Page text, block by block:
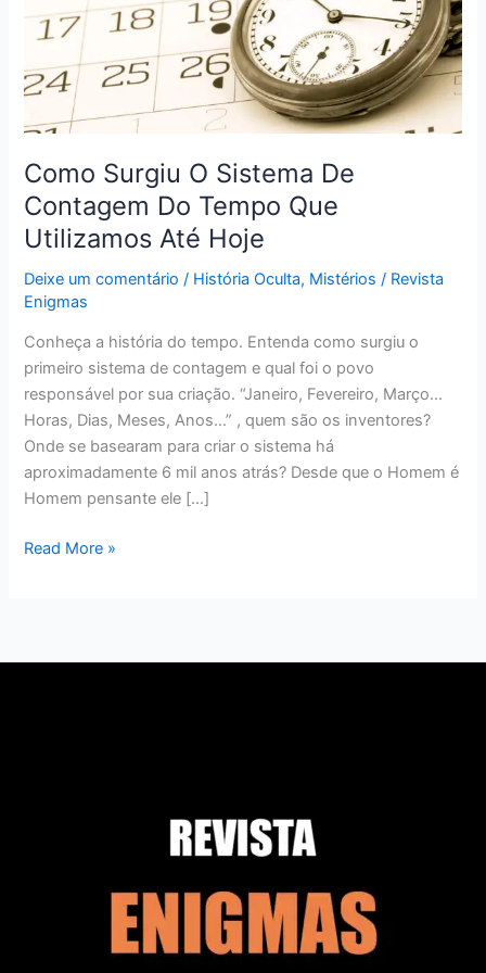
Como Surgiu O Sistema De
Contagem Do Tempo Que
Utilizamos Até Hoje
Deixe um comentário / História Oculta, Mistérios / Revista
Enigmas
Conheça a história do tempo. Entenda como surgiu o
primeiro sistema de contagem e qual foi o povo
responsável por sua criação. “Janeiro, Fevereiro, Março…
Horas, Dias, Meses, Anos…” , quem são os inventores?
Onde se basearam para criar o sistema há
aproximadamente 6 mil anos atrás? Desde que o Homem é
Homem pensante ele […]
Contagem
Tempo
Utilizamos
Até
Hoje
Read More »